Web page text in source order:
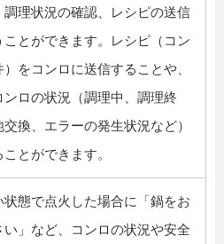
調理状況の確認、レシピの送信
ことができます。レシピ（コン
）をコンロに送信することや、
ンロの状況（調理中、調理終
換、エラーの発生状況など）
とができます。
状態で点火した場合に「鍋をお
い」など、コンロの状況や安全